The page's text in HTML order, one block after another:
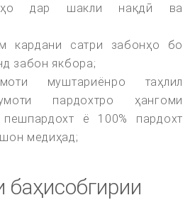
дар шакли нақдӣ ва
кардани сатри забонҳо бо
забон якбора;
муштариёнро таҳлил
пардохтро ҳангоми
ё 100% пардохт
медиҳад;